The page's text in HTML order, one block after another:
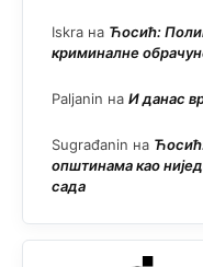
Iskra на Ћосић:
криминалне
Paljanin на И данас
Sugrađanin на
општинама као
сада